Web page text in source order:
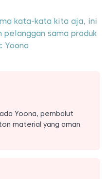
kata-kata kita aja, ini
pelanggan sama produk
Yoona
Yoona, pembalut
material yang aman